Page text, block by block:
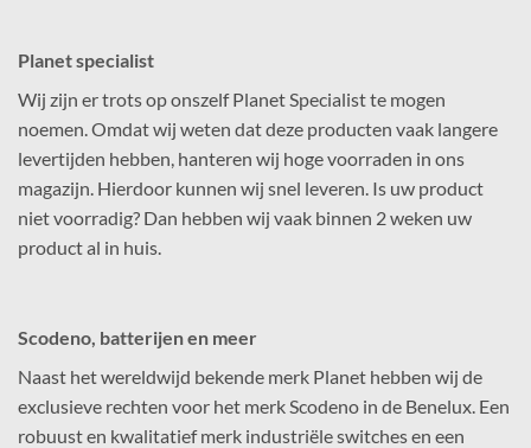
Planet specialist
Wij zijn er trots op onszelf Planet Specialist te mogen
noemen. Omdat wij weten dat deze producten vaak langere
levertijden hebben, hanteren wij hoge voorraden in ons
magazijn. Hierdoor kunnen wij snel leveren. Is uw product
niet voorradig? Dan hebben wij vaak binnen 2 weken uw
product al in huis.
Scodeno, batterijen en meer
Naast het wereldwijd bekende merk Planet hebben wij de
exclusieve rechten voor het merk Scodeno in de Benelux. Een
robuust en kwalitatief merk industriële switches en een